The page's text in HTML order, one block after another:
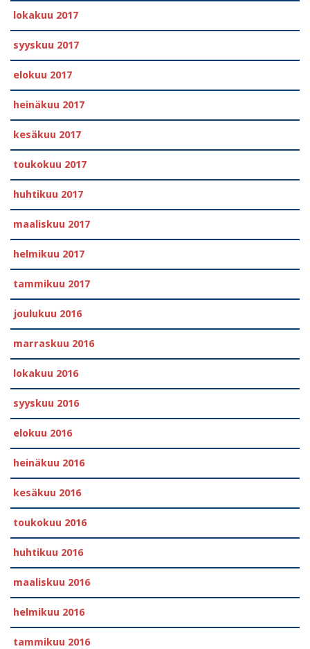
lokakuu 2017
syyskuu 2017
elokuu 2017
heinäkuu 2017
kesäkuu 2017
toukokuu 2017
huhtikuu 2017
maaliskuu 2017
helmikuu 2017
tammikuu 2017
joulukuu 2016
marraskuu 2016
lokakuu 2016
syyskuu 2016
elokuu 2016
heinäkuu 2016
kesäkuu 2016
toukokuu 2016
huhtikuu 2016
maaliskuu 2016
helmikuu 2016
tammikuu 2016